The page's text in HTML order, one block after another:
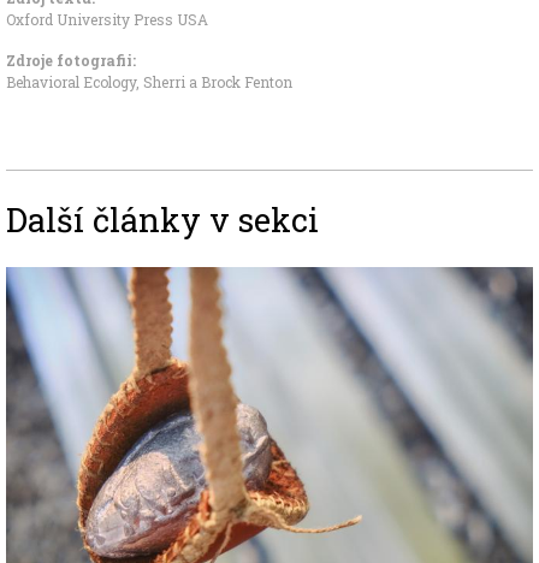
Oxford University Press USA
Zdroje fotografii:
Behavioral Ecology, Sherri a Brock Fenton
Další články v sekci
Image